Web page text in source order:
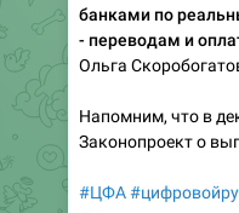
банками по
- переводам и
Ольга
Напомним, что в
Законопроект о
#ЦФА